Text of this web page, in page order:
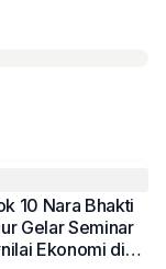
10 Nara Bhakti
Gelar Seminar
Ekonomi di